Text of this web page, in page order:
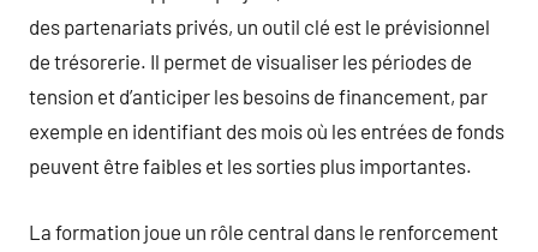
des partenariats privés, un outil clé est le prévisionnel
de trésorerie. Il permet de visualiser les périodes de
tension et d’anticiper les besoins de financement, par
exemple en identifiant des mois où les entrées de fonds
peuvent être faibles et les sorties plus importantes.
La formation joue un rôle central dans le renforcement